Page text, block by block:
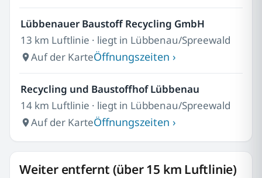
Lübbenauer Baustoff Recycling GmbH
13 km Luftlinie · liegt in Lübbenau/Spreewald
Auf der KarteÖffnungszeiten ›
Recycling und Baustoffhof Lübbenau
14 km Luftlinie · liegt in Lübbenau/Spreewald
Auf der KarteÖffnungszeiten ›
Weiter entfernt (über 15 km Luftlinie)